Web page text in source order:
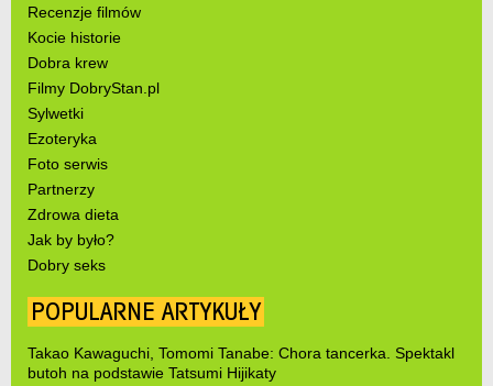
Recenzje filmów
Kocie historie
Dobra krew
Filmy DobryStan.pl
Sylwetki
Ezoteryka
Foto serwis
Partnerzy
Zdrowa dieta
Jak by było?
Dobry seks
POPULARNE ARTYKUŁY
Takao Kawaguchi, Tomomi Tanabe: Chora tancerka. Spektakl
butoh na podstawie Tatsumi Hijikaty